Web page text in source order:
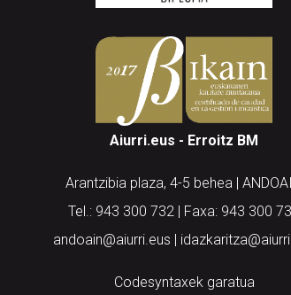
Aiurri.eus - Erroitz BM
Arantzibia plaza, 4-5 behea |
Tel.: 943 300 732 | Faxa: 943 300
andoain@aiurri.eus |
Codesyntaxek garatua